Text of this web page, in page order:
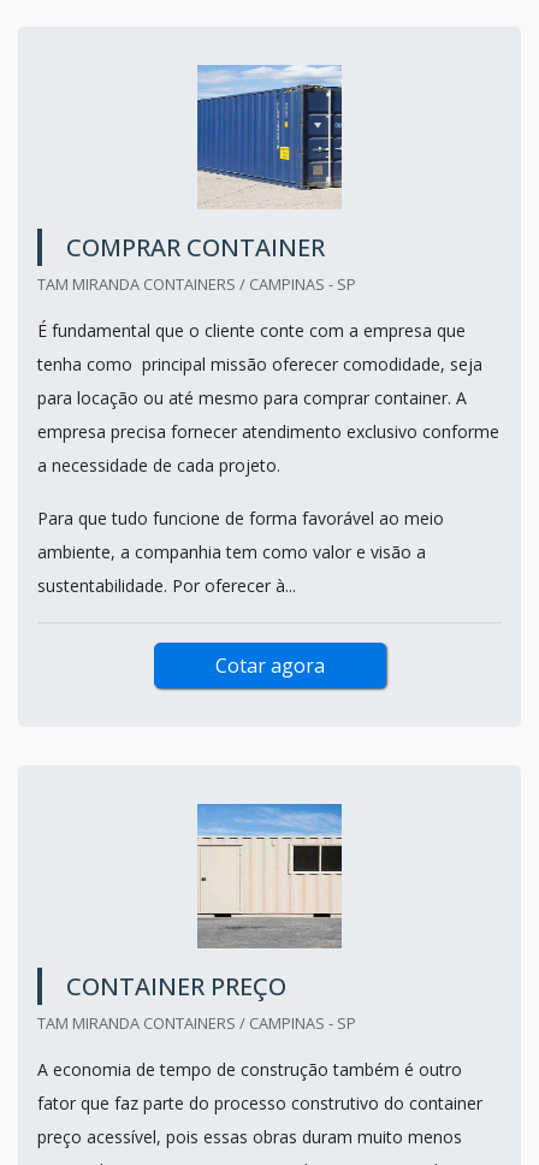
COMPRAR CONTAINER
TAM MIRANDA CONTAINERS / CAMPINAS - SP
É fundamental que o cliente conte com a empresa que
tenha como principal missão oferecer comodidade, seja
para locação ou até mesmo para comprar container. A
empresa precisa fornecer atendimento exclusivo conforme
a necessidade de cada projeto.
Para que tudo funcione de forma favorável ao meio
ambiente, a companhia tem como valor e visão a
sustentabilidade. Por oferecer à...
Cotar agora
CONTAINER PREÇO
TAM MIRANDA CONTAINERS / CAMPINAS - SP
A economia de tempo de construção também é outro
fator que faz parte do processo construtivo do container
preço acessível, pois essas obras duram muito menos